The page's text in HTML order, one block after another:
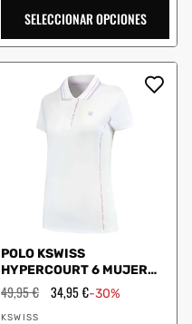
SELECCIONAR OPCIONES
POLO KSWISS
HYPERCOURT 6 MUJER
BLANCO
Precio
habitual
49,95 € Precio
34,95 €-30%
Proveedor:
KSWISS